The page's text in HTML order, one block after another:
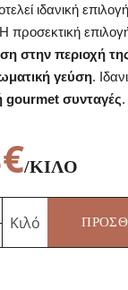
ιδανική
προσεκτική
στην περιοχή
γεύση.
gourmet συνταγές.
€/ΚΙΛΌ
Κιλό